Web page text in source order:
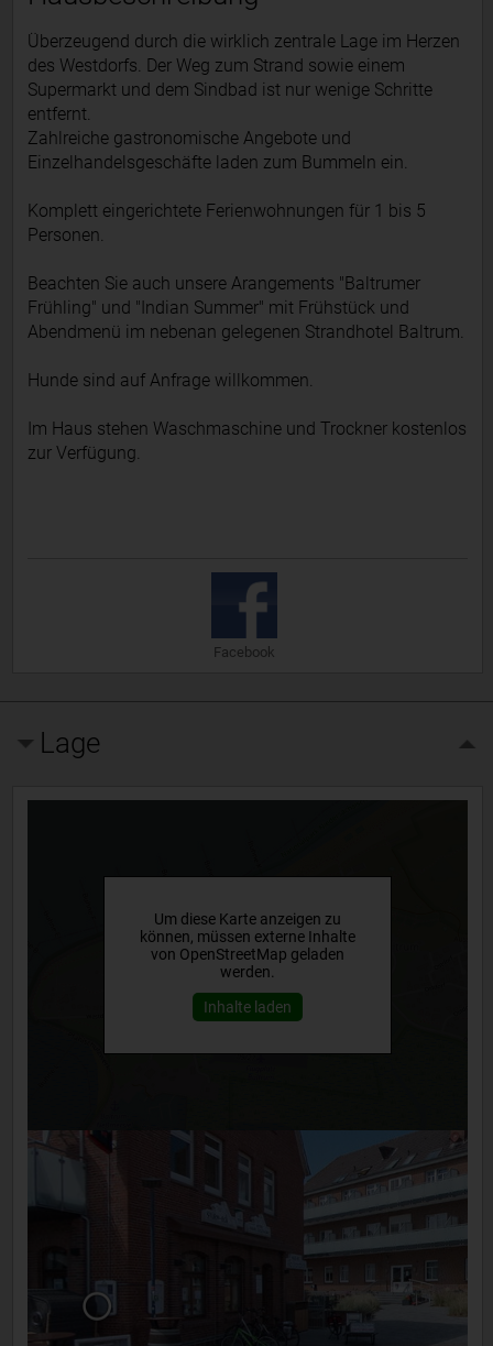
Überzeugend durch die wirklich zentrale Lage im Herzen
des Westdorfs. Der Weg zum Strand sowie einem
Supermarkt und dem Sindbad ist nur wenige Schritte
entfernt.
Zahlreiche gastronomische Angebote und
Einzelhandelsgeschäfte laden zum Bummeln ein.
Komplett eingerichtete Ferienwohnungen für 1 bis 5
Personen.
Beachten Sie auch unsere Arangements "Baltrumer
Frühling" und "Indian Summer" mit Frühstück und
Abendmenü im nebenan gelegenen Strandhotel Baltrum.
Hunde sind auf Anfrage willkommen.
Im Haus stehen Waschmaschine und Trockner kostenlos
zur Verfügung.
Facebook
Lage
Um diese Karte anzeigen zu
können, müssen externe Inhalte
von OpenStreetMap geladen
werden.
Inhalte laden